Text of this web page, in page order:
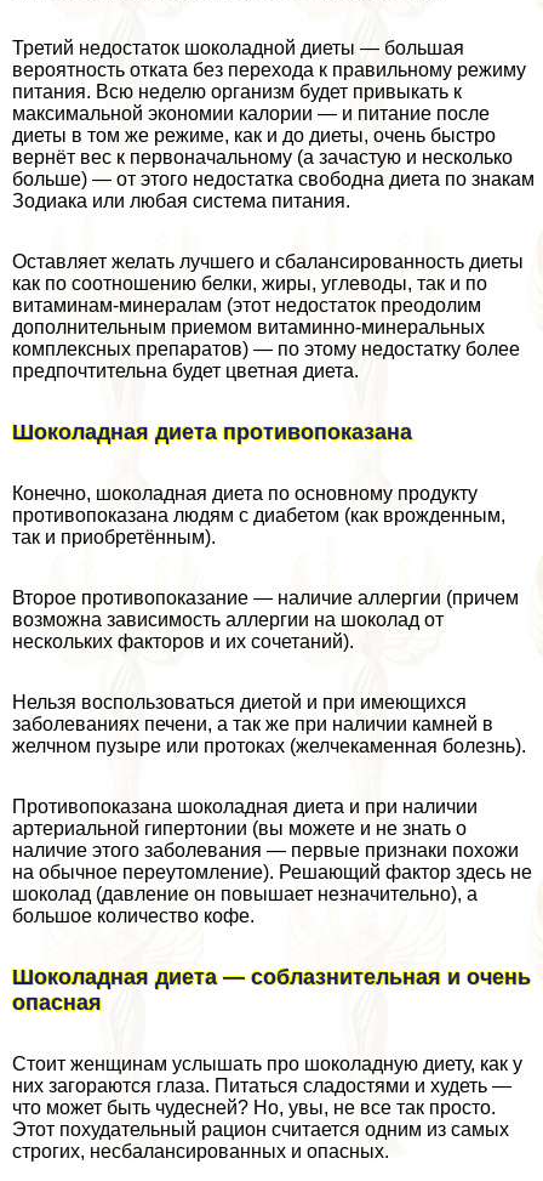
Третий недостаток шоколадной диеты — большая
вероятность отката без перехода к правильному режиму
питания. Всю неделю организм будет привыкать к
максимальной экономии калории — и питание после
диеты в том же режиме, как и до диеты, очень быстро
вернёт вес к первоначальному (а зачастую и несколько
больше) — от этого недостатка свободна диета по знакам
Зодиака или любая система питания.
Оставляет желать лучшего и сбалансированность диеты
как по соотношению белки, жиры, углеводы, так и по
витаминам-минералам (этот недостаток преодолим
дополнительным приемом витаминно-минеральных
комплексных препаратов) — по этому недостатку более
предпочтительна будет цветная диета.
Шоколадная диета противопоказана
Конечно, шоколадная диета по основному продукту
противопоказана людям с диабетом (как врожденным,
так и приобретённым).
Второе противопоказание — наличие аллергии (причем
возможна зависимость аллергии на шоколад от
нескольких факторов и их сочетаний).
Нельзя воспользоваться диетой и при имеющихся
заболеваниях печени, а так же при наличии камней в
желчном пузыре или протоках (желчекаменная болезнь).
Противопоказана шоколадная диета и при наличии
артериальной гипертонии (вы можете и не знать о
наличие этого заболевания — первые признаки похожи
на обычное переутомление). Решающий фактор здесь не
шоколад (давление он повышает незначительно), а
большое количество кофе.
Шоколадная диета — coблaзнительная и очень
опасная
Стоит женщинам услышать про шоколадную диету, как у
них загораются глаза. Питаться сладостями и худеть —
что может быть чудесней? Но, увы, не все так просто.
Этот похудательный рацион считается одним из самых
строгих, несбалансированных и опасных.